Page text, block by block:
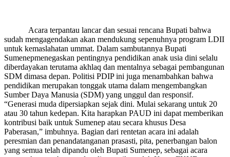
Acara terpantau lancar dan sesuai rencana Bupati bahwa
sudah mengagendakan akan mendukung sepenuhnya program LDII
untuk kemaslahatan ummat. Dalam sambutannya Bupati
Sumenepmenegaskan pentingnya pendidikan anak usia dini selalu
diberdayakan terutama akhlaq dan mentalnya sebagai pembangunan
SDM dimasa depan. Politisi PDIP ini juga menambahkan bahwa
pendidikan merupakan tonggak utama dalam mengembangkan
Sumber Daya Manusia (SDM) yang unggul dan responsif.
“Generasi muda dipersiapkan sejak dini. Mulai sekarang untuk 20
atau 30 tahun kedepan. Kita harapkan PAUD ini dapat memberikan
kontribusi baik untuk Sumenep atau secara khusus Desa
Paberasan,” imbuhnya. Bagian dari rentetan acara ini adalah
peresmian dan penandatanganan prasasti, pita, penerbangan balon
yang semua telah dipandu oleh Bupati Sumenep, sebagai acara